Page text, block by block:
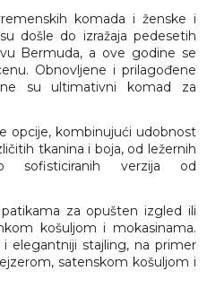
komada i ženske i
došle do izražaja pedesetih
Bermuda, a ove godine se
Obnovljene i prilagođene
su ultimativni komad za
opcije, kombinujući udobnost
tkanina i boja, od ležernih
verzija od
za opušten izgled ili
košuljom i mokasinama.
elegantniji stajling, na primer
satenskom košuljom i